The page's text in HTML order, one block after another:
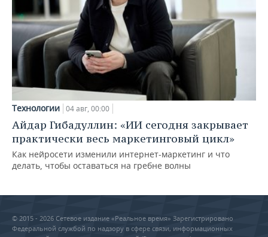
Технологии 04 авг, 00:00
Айдар Гибадуллин: «ИИ сегодня закрывает
практически весь маркетинговый цикл»
Как нейросети изменили интернет-маркетинг и что
делать, чтобы оставаться на гребне волны
© 2015 - 2026 Сетевое издание «Реальное время» Зарегистрировано
Федеральной службой по надзору в сфере связи, информационных